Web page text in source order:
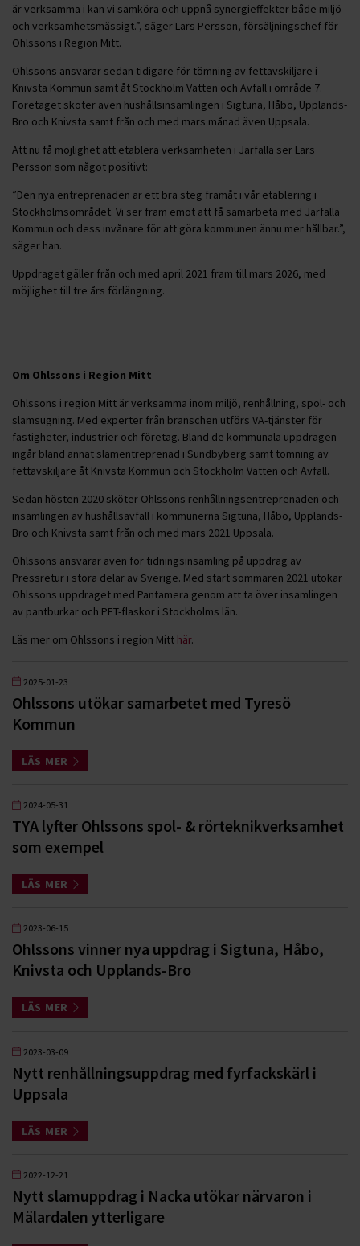
är verksamma i kan vi samköra och uppnå synergieffekter både miljö-
och verksamhetsmässigt.”, säger Lars Persson, försäljningschef för
Ohlssons i Region Mitt.
Ohlssons ansvarar sedan tidigare för tömning av fettavskiljare i
Knivsta Kommun samt åt Stockholm Vatten och Avfall i område 7.
Företaget sköter även hushållsinsamlingen i Sigtuna, Håbo, Upplands-
Bro och Knivsta samt från och med mars månad även Uppsala.
Att nu få möjlighet att etablera verksamheten i Järfälla ser Lars
Persson som något positivt:
”Den nya entreprenaden är ett bra steg framåt i vår etablering i
Stockholmsområdet. Vi ser fram emot att få samarbeta med Järfälla
Kommun och dess invånare för att göra kommunen ännu mer hållbar.”,
säger han.
Uppdraget gäller från och med april 2021 fram till mars 2026, med
möjlighet till tre års förlängning.
Om Ohlssons i Region Mitt
Ohlssons i region Mitt är verksamma inom miljö, renhållning, spol- och
slamsugning. Med experter från branschen utförs VA-tjänster för
fastigheter, industrier och företag. Bland de kommunala uppdragen
ingår bland annat slamentreprenad i Sundbyberg samt tömning av
fettavskiljare åt Knivsta Kommun och Stockholm Vatten och Avfall.
Sedan hösten 2020 sköter Ohlssons renhållningsentreprenaden och
insamlingen av hushållsavfall i kommunerna Sigtuna, Håbo, Upplands-
Bro och Knivsta samt från och med mars 2021 Uppsala.
Ohlssons ansvarar även för tidningsinsamling på uppdrag av
Pressretur i stora delar av Sverige. Med start sommaren 2021 utökar
Ohlssons uppdraget med Pantamera genom att ta över insamlingen
av pantburkar och PET-flaskor i Stockholms län.
Läs mer om Ohlssons i region Mitt här.
2025-01-23
Ohlssons utökar samarbetet med Tyresö
Kommun
LÄS MER
2024-05-31
TYA lyfter Ohlssons spol- & rörteknikverksamhet
som exempel
LÄS MER
2023-06-15
Ohlssons vinner nya uppdrag i Sigtuna, Håbo,
Knivsta och Upplands-Bro
LÄS MER
2023-03-09
Nytt renhållningsuppdrag med fyrfackskärl i
Uppsala
LÄS MER
2022-12-21
Nytt slamuppdrag i Nacka utökar närvaron i
Mälardalen ytterligare